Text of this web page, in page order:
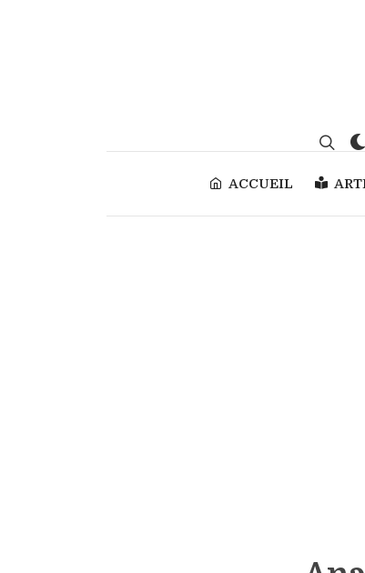
ACCUEIL